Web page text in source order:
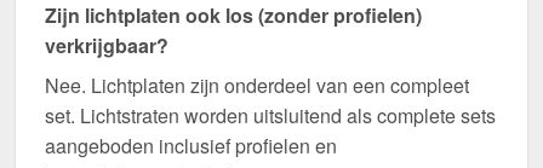
Zijn lichtplaten ook los (zonder profielen)
verkrijgbaar?
Nee. Lichtplaten zijn onderdeel van een compleet
set. Lichtstraten worden uitsluitend als complete sets
aangeboden inclusief profielen en